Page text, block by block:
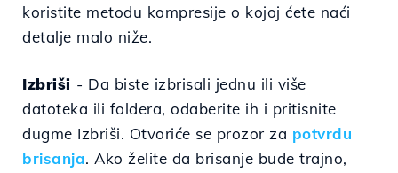
koristite metodu kompresije o kojoj ćete naći
detalje malo niže.
Izbriši - Da biste izbrisali jednu ili više
datoteka ili foldera, odaberite ih i pritisnite
dugme Izbriši. Otvoriće se prozor za potvrdu
brisanja. Ako želite da brisanje bude trajno,